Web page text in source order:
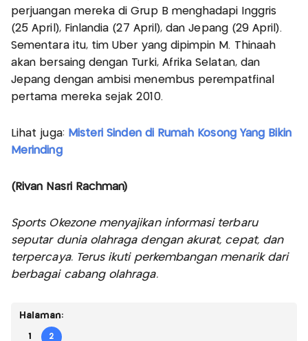
perjuangan mereka di Grup B menghadapi Inggris
(25 April), Finlandia (27 April), dan Jepang (29 April).
Sementara itu, tim Uber yang dipimpin M. Thinaah
akan bersaing dengan Turki, Afrika Selatan, dan
Jepang dengan ambisi menembus perempatfinal
pertama mereka sejak 2010.
Lihat juga: Misteri Sinden di Rumah Kosong Yang Bikin
Merinding
(Rivan Nasri Rachman)
Sports Okezone menyajikan informasi terbaru
seputar dunia olahraga dengan akurat, cepat, dan
terpercaya. Terus ikuti perkembangan menarik dari
berbagai cabang olahraga.
Halaman:
1 2